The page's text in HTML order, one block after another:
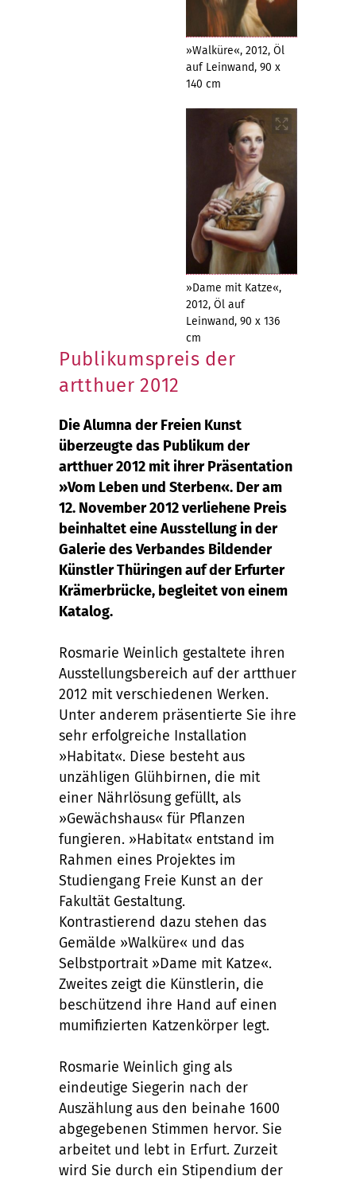
»Walküre«, 2012, Öl
auf Leinwand, 90 x
140 cm
»Dame mit Katze«,
2012, Öl auf
Leinwand, 90 x 136
cm
Publikumspreis der
artthuer 2012
Die Alumna der Freien Kunst
überzeugte das Publikum der
artthuer 2012 mit ihrer Präsentation
»Vom Leben und Sterben«. Der am
12. November 2012 verliehene Preis
beinhaltet eine Ausstellung in der
Galerie des Verbandes Bildender
Künstler Thüringen auf der Erfurter
Krämerbrücke, begleitet von einem
Katalog.
Rosmarie Weinlich gestaltete ihren
Ausstellungsbereich auf der artthuer
2012 mit verschiedenen Werken.
Unter anderem präsentierte Sie ihre
sehr erfolgreiche Installation
»Habitat«. Diese besteht aus
unzähligen Glühbirnen, die mit
einer Nährlösung gefüllt, als
»Gewächshaus« für Pflanzen
fungieren. »Habitat« entstand im
Rahmen eines Projektes im
Studiengang Freie Kunst an der
Fakultät Gestaltung.
Kontrastierend dazu stehen das
Gemälde »Walküre« und das
Selbstportrait »Dame mit Katze«.
Zweites zeigt die Künstlerin, die
beschützend ihre Hand auf einen
mumifizierten Katzenkörper legt.
Rosmarie Weinlich ging als
eindeutige Siegerin nach der
Auszählung aus den beinahe 1600
abgegebenen Stimmen hervor. Sie
arbeitet und lebt in Erfurt. Zurzeit
wird Sie durch ein Stipendium der